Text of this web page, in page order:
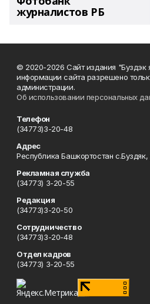
журналистов РБ
© 2020-2026 Сайт издания "Буздэк
информации сайта разрешено
администрации.
Об использовании персональных
Телефон
(34773)3-20-48
Адрес
Республика Башкортостан
Рекламная служба
(34773) 3-20-55
Редакция
(34773)3-20-50
Сотрудничество
(34773)3-20-48
Отдел кадров
(34773) 3-20-55